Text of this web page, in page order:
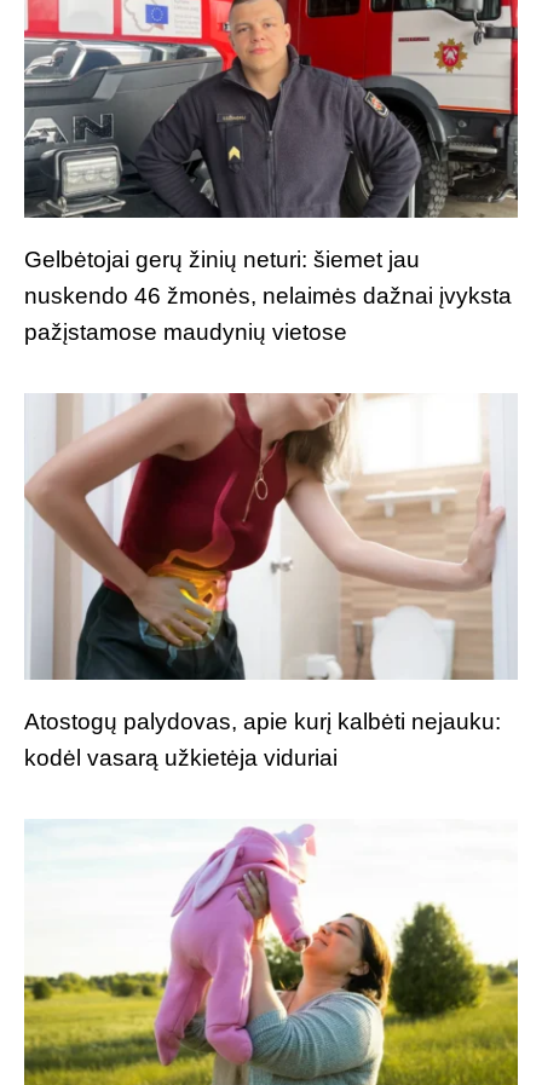
Gelbėtojai gerų žinių neturi: šiemet jau
nuskendo 46 žmonės, nelaimės dažnai įvyksta
pažįstamose maudynių vietose
Atostogų palydovas, apie kurį kalbėti nejauku:
kodėl vasarą užkietėja viduriai